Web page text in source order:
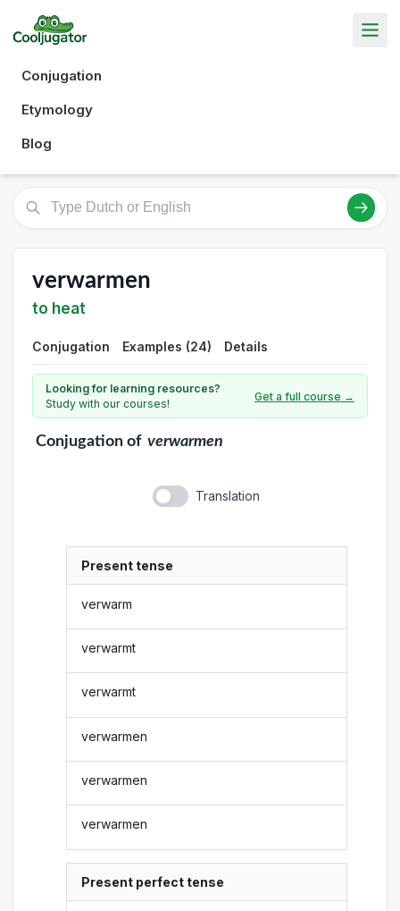
Conjugation
Etymology
Blog
verwarmen
to heat
Conjugation Examples (24) Details
Looking for learning resources?
Study with our courses!
Get a full course →
Conjugationof verwarmen
Translation
Present tense
verwarm
verwarmt
verwarmt
verwarmen
verwarmen
verwarmen
Present perfect tense